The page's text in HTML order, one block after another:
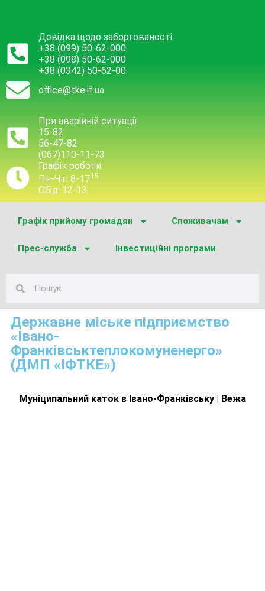
Довідка щодо заборгованості
+38 (099) 50-62-000
+38 (098) 50-62-000
+38 (0342) 50-62-00
office@tke.if.ua
При аварійній ситуації
15-82
56-47-82
(067)110-11-73
Графік роботи
Пн-Чт: 8-1715
Обід: 12-13
Графік прийому громадян Споживачам
Прес-служба Інвестиційні програми
Державне міське підприємство
«Івано-
Франківськтеплокомуненерго»
(ДМП «ІФТКЕ»)
Муніципальний каток в Івано-Франківську | Вежа